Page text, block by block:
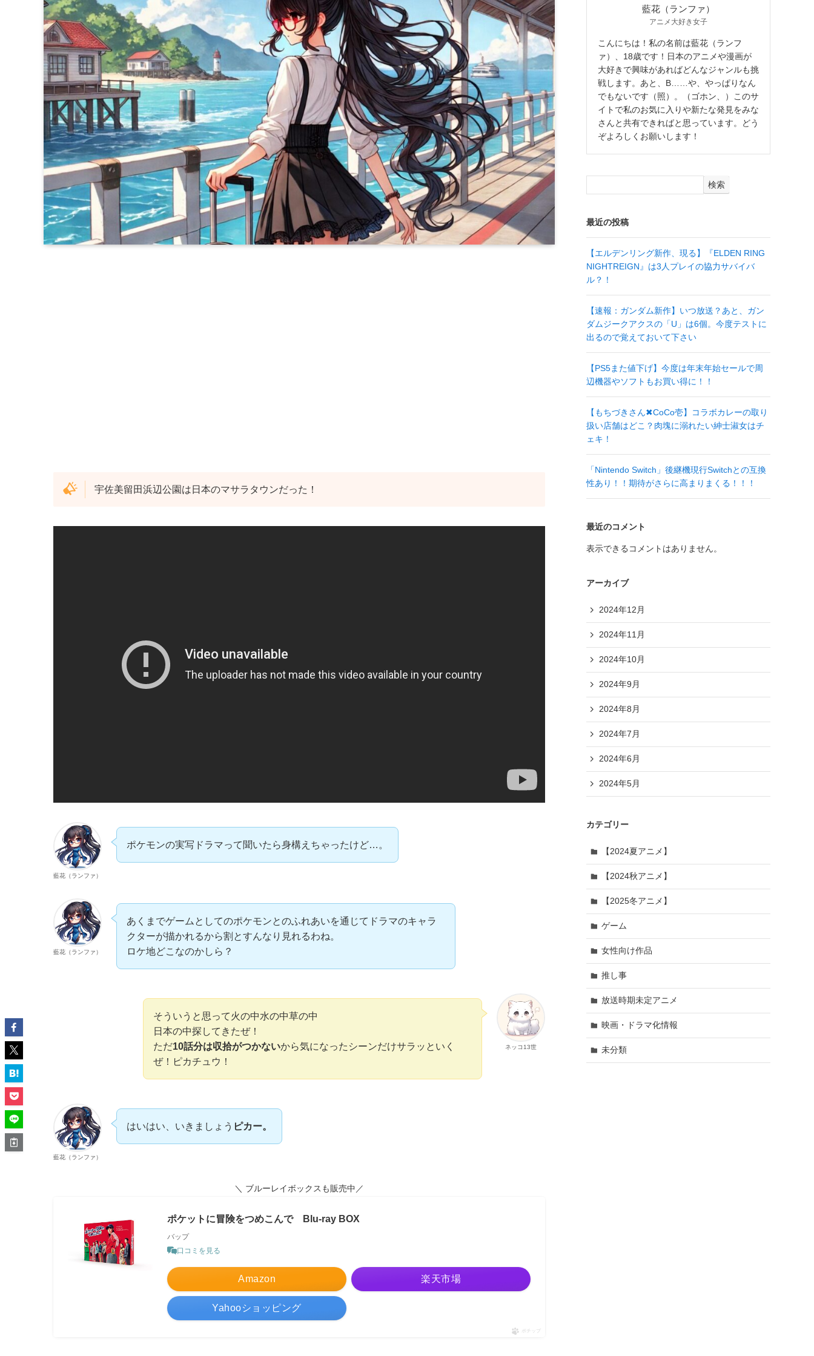
宇佐美留田浜辺公園は日本のマサラタウンだった！
藍花（ランファ）
ポケモンの実写ドラマって聞いたら身構えちゃったけど…。
藍花（ランファ）
あくまでゲームとしてのポケモンとのふれあいを通じてドラマのキャラ
クターが描かれるから割とすんなり見れるわね。
ロケ地どこなのかしら？
ネッコ13世
そういうと思って火の中水の中草の中
日本の中探してきたぜ！
ただ10話分は収拾がつかないから気になったシーンだけサラッといく
ぜ！ピカチュウ！
藍花（ランファ）
はいはい、いきましょう ピカー。
＼ ブルーレイボックスも販売中／
ポケットに冒険をつめこんで Blu-ray BOX
バップ
口コミを見る
Amazon 楽天市場
Yahooショッピング
ポチップ
藍花（ランファ）
アニメ大好き女子
こんにちは！私の名前は藍花（ランフ
ァ）、18歳です！日本のアニメや漫画が
大好きで興味があればどんなジャンルも挑
戦します。あと、B……や、やっぱりなん
でもないです（照）。（ゴホン、）このサ
イトで私のお気に入りや新たな発見をみな
さんと共有できればと思っています。どう
ぞよろしくお願いします！
検索
最近の投稿
【エルデンリング新作、現る】『ELDEN RING
NIGHTREIGN』は3人プレイの協力サバイバ
ル？！
【速報：ガンダム新作】いつ放送？あと、ガン
ダムジークアクスの「U」は6個。今度テストに
出るので覚えておいて下さい
【PS5また値下げ】今度は年末年始セールで周
辺機器やソフトもお買い得に！！
【もちづきさん✖CoCo壱】コラボカレーの取り
扱い店舗はどこ？肉塊に溺れたい紳士淑女はチ
ェキ！
「Nintendo Switch」後継機現行Switchとの互換
性あり！！期待がさらに高まりまくる！！！
最近のコメント
表示できるコメントはありません。
アーカイブ
2024年12月
2024年11月
2024年10月
2024年9月
2024年8月
2024年7月
2024年6月
2024年5月
カテゴリー
【2024夏アニメ】
【2024秋アニメ】
【2025冬アニメ】
ゲーム
女性向け作品
推し事
放送時期未定アニメ
映画・ドラマ化情報
未分類